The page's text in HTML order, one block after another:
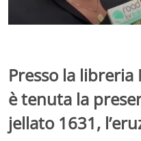
Presso la libreria
è tenuta la
jellato 1631,